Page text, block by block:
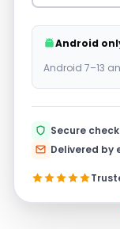
Android
Android 7–13
Secure
Delivered by